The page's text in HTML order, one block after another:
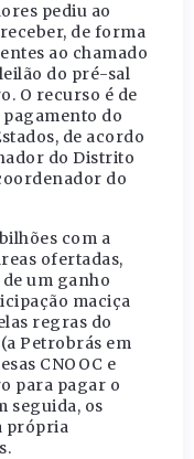
pediu ao
de forma
ao chamado
do pré-sal
O recurso é de
do
de acordo
do Distrito
do
com a
ofertadas,
um ganho
maciça
regras do
Petrobrás em
CNOOC e
para pagar o
seguida, os
própria